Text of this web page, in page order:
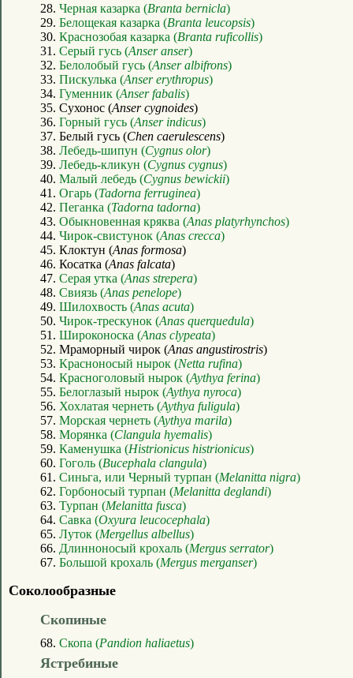
28. Черная казарка (Branta bernicla)
29. Белощекая казарка (Branta leucopsis)
30. Краснозобая казарка (Branta ruficollis)
31. Серый гусь (Anser anser)
32. Белолобый гусь (Anser albifrons)
33. Пискулька (Anser erythropus)
34. Гуменник (Anser fabalis)
35. Сухонос (Anser cygnoides)
36. Горный гусь (Anser indicus)
37. Белый гусь (Chen caerulescens)
38. Лебедь-шипун (Cygnus olor)
39. Лебедь-кликун (Cygnus cygnus)
40. Малый лебедь (Cygnus bewickii)
41. Огарь (Tadorna ferruginea)
42. Пеганка (Tadorna tadorna)
43. Обыкновенная кряква (Anas platyrhynchos)
44. Чирок-свистунок (Anas crecca)
45. Клоктун (Anas formosa)
46. Косатка (Anas falcata)
47. Серая утка (Anas strepera)
48. Свиязь (Anas penelope)
49. Шилохвость (Anas acuta)
50. Чирок-трескунок (Anas querquedula)
51. Широконоска (Anas clypeata)
52. Мраморный чирок (Anas angustirostris)
53. Красноносый нырок (Netta rufina)
54. Красноголовый нырок (Aythya ferina)
55. Белоглазый нырок (Aythya nyroca)
56. Хохлатая чернеть (Aythya fuligula)
57. Морская чернеть (Aythya marila)
58. Морянка (Clangula hyemalis)
59. Каменушка (Histrionicus histrionicus)
60. Гоголь (Bucephala clangula)
61. Синьга, или Черный турпан (Melanitta nigra)
62. Горбоносый турпан (Melanitta deglandi)
63. Турпан (Melanitta fusca)
64. Савка (Oxyura leucocephala)
65. Луток (Mergellus albellus)
66. Длинноносый крохаль (Mergus serrator)
67. Большой крохаль (Mergus merganser)
Соколообразные
Скопиные
68. Скопа (Pandion haliaetus)
Ястребиные